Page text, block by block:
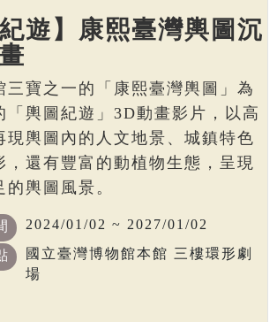
紀遊】康熙臺灣輿圖沉
三寶之一的「康熙臺灣輿圖」為
「輿圖紀遊」3D動畫影片，以高
現輿圖內的人文地景、城鎮特色
，還有豐富的動植物生態，呈現
輿圖風景。
2024/01/02 ~ 2027/01/02
國立臺灣博物館本館 三樓環形劇
場